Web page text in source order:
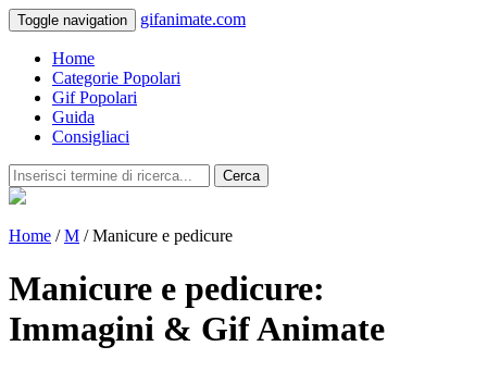
Toggle navigation gifanimate.com
Home
Categorie Popolari
Gif Popolari
Guida
Consigliaci
Cerca
Home /M / Manicure e pedicure
Manicure e pedicure:
Immagini & Gif Animate